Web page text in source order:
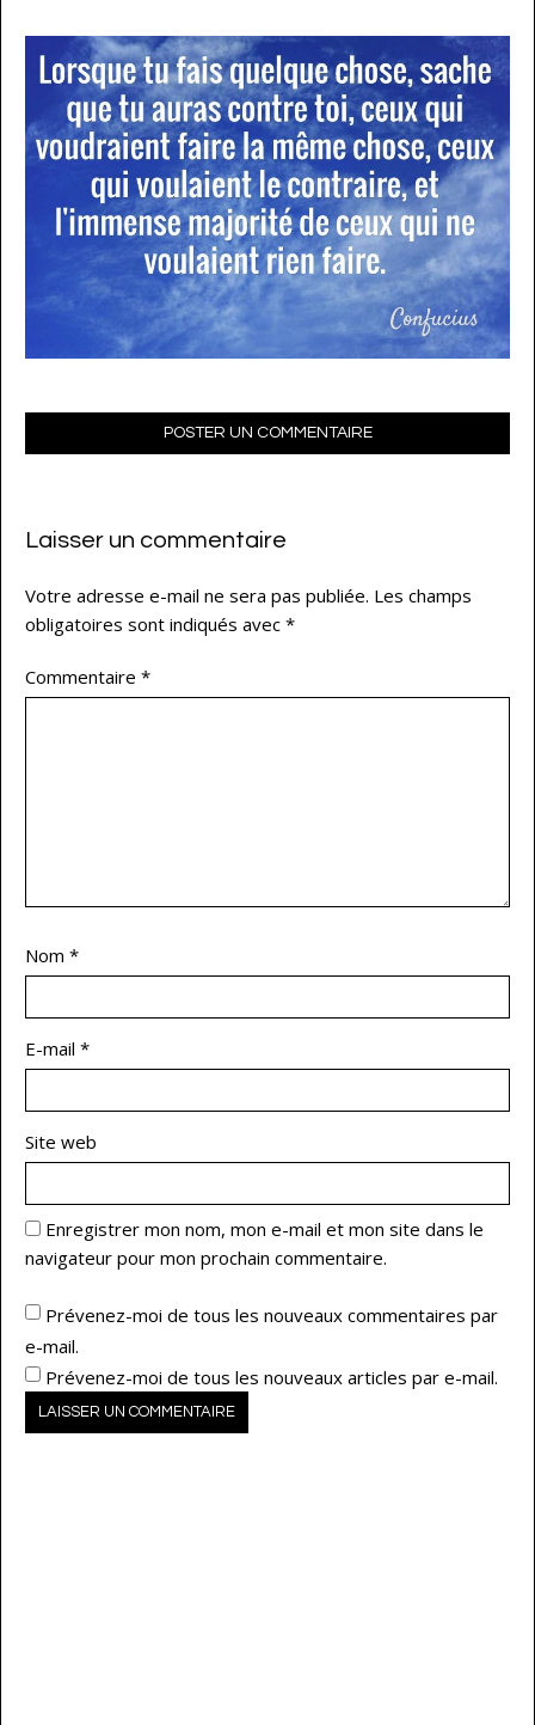
POSTER UN COMMENTAIRE
Laisser un commentaire
Votre adresse e-mail ne sera pas publiée. Les champs
obligatoires sont indiqués avec *
Commentaire *
Nom *
E-mail *
Site web
Enregistrer mon nom, mon e-mail et mon site dans le
navigateur pour mon prochain commentaire.
Prévenez-moi de tous les nouveaux commentaires par
e-mail.
Prévenez-moi de tous les nouveaux articles par e-mail.